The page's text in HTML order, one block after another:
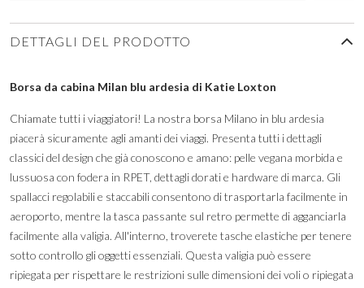
DETTAGLI DEL PRODOTTO
Borsa da cabina Milan blu ardesia di Katie Loxton
Chiamate tutti i viaggiatori! La nostra borsa Milano in blu ardesia
piacerà sicuramente agli amanti dei viaggi. Presenta tutti i dettagli
classici del design che già conoscono e amano: pelle vegana morbida e
lussuosa con fodera in RPET, dettagli dorati e hardware di marca. Gli
spallacci regolabili e staccabili consentono di trasportarla facilmente in
aeroporto, mentre la tasca passante sul retro permette di agganciarla
facilmente alla valigia. All'interno, troverete tasche elastiche per tenere
sotto controllo gli oggetti essenziali. Questa valigia può essere
ripiegata per rispettare le restrizioni sulle dimensioni dei voli o ripiegata